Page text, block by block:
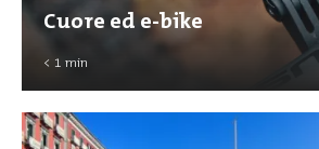
Cuore ed e-bike
< 1 min